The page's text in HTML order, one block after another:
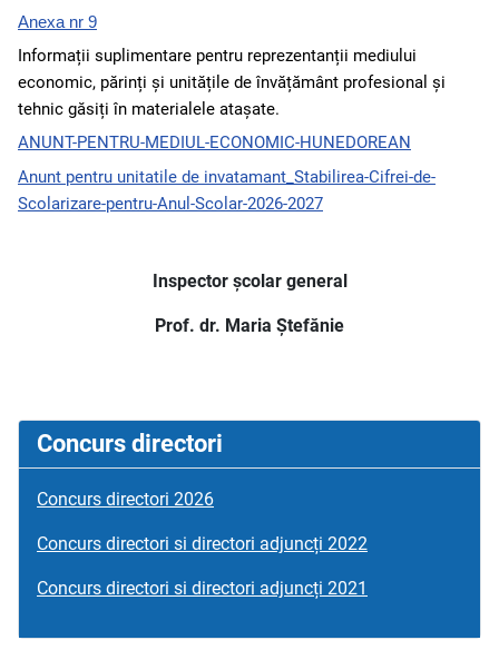
Anexa nr 9
Informații suplimentare pentru reprezentanții mediului
economic, părinți și unitățile de învățământ profesional și
tehnic găsiți în materialele atașate.
ANUNT-PENTRU-MEDIUL-ECONOMIC-HUNEDOREAN
Anunt pentru unitatile de invatamant_Stabilirea-Cifrei-de-
Scolarizare-pentru-Anul-Scolar-2026-2027
Inspector școlar general
Prof. dr. Maria Ștefănie
Concurs directori
Concurs directori 2026
Concurs directori si directori adjuncți 2022
Concurs directori si directori adjuncți 2021